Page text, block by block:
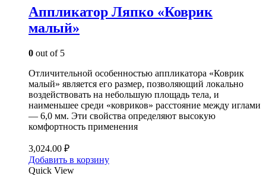
Аппликатор Ляпко «Коврик
малый»
0 out of 5
Отличительной особенностью аппликатора «Коврик
малый» является его размер, позволяющий локально
воздействовать на небольшую площадь тела, и
наименьшее среди «ковриков» расстояние между иглами
— 6,0 мм. Эти свойства определяют высокую
комфортность применения
3,024.00 ₽
Добавить в корзину
Quick View